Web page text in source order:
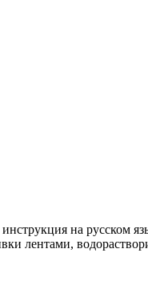
на русском
лентами,